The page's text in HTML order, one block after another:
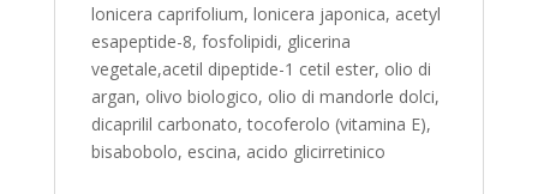
lonicera caprifolium, lonicera japonica, acetyl
esapeptide-8, fosfolipidi, glicerina
vegetale,acetil dipeptide-1 cetil ester, olio di
argan, olivo biologico, olio di mandorle dolci,
dicaprilil carbonato, tocoferolo (vitamina E),
bisabobolo, escina, acido glicirretinico